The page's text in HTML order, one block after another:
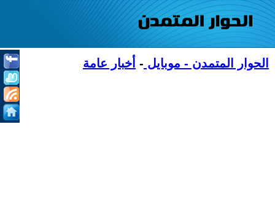
الحوار المتمدن - موبايل - أخبار عامة